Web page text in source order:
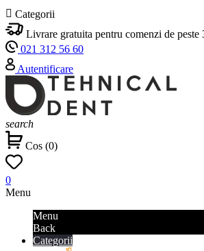
 Categorii
Livrare gratuita pentru comenzi de peste
021 312 56 60
Autentificare
search
Cos (0)
0
Menu
Menu
Back
Categorii